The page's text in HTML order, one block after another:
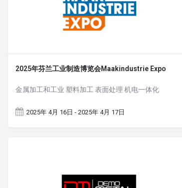
2025年芬兰工业制造博览会Maakindustrie Expo
金属加工和工业 塑料加工 表面处理 机电一体化
2025年 4月 16日 - 2025年 4月 17日